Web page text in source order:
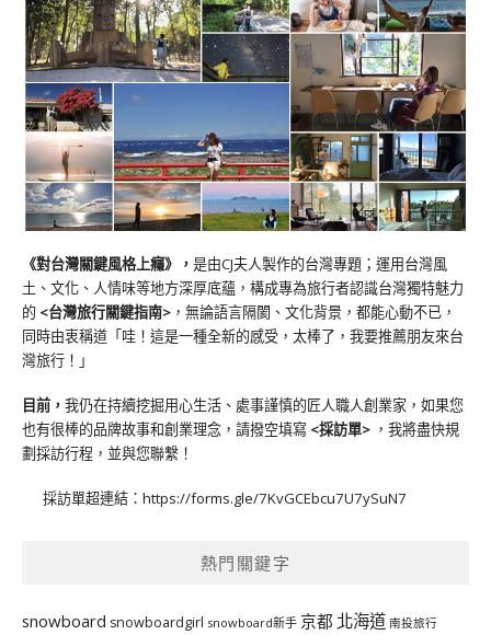
《對台灣關鍵風格上癮》 ， 是由CJ夫人製作的台灣專題；運用台灣風
土、文化、人情味等地方深厚底蘊，構成專為旅行者認識台灣獨特魅力
的 <台灣旅行關鍵指南> ，無論語言隔閡、文化背景，都能心動不已，
同時由衷稱道「哇！這是一種全新的感受，太棒了，我要推薦朋友來台
灣旅行！」
目前， 我仍在持續挖掘用心生活、處事謹慎的匠人職人創業家，如果您
也有很棒的品牌故事和創業理念，請撥空填寫 <採訪單> ，我將盡快規
劃採訪行程，並與您聯繫！
採訪單超連結： https://forms.gle/7KvGCEbcu7U7ySuN7
熱門關鍵字
snowboard snowboardgirl snowboard新手 京都 北海道 南投旅行